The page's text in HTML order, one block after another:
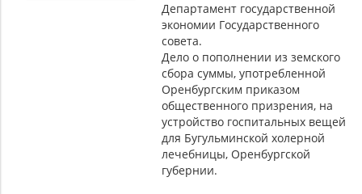
Департамент государственной
экономии Государственного
совета.
Дело о пополнении из земского
сбора суммы, употребленной
Оренбургским приказом
общественного призрения, на
устройство госпитальных вещей
для Бугульминской холерной
лечебницы, Оренбургской
губернии.